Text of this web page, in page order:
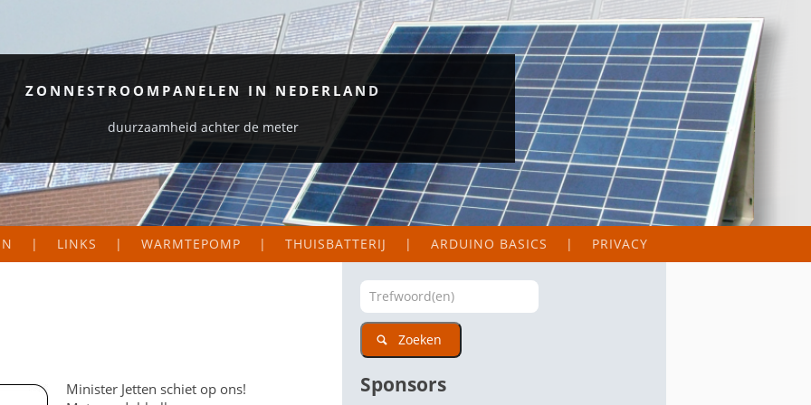
ZONNESTROOMPANELEN IN NEDERLAND
duurzaamheid achter de meter
EN LOGGERS
LINKS
ORGANISATIES
WETENSWAARDIGE SITES
WARMTEPOMP THUISBATTERIJ ARDUINO BASICS PRIVACY
Minister Jetten schiet op ons!
Zoeken
Sponsors